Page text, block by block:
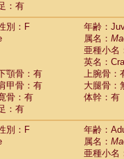
：有
別：F
年齢：
属名：
亜種小名
英名：
顎骨：有
上腕骨：
甲骨：有
大腿骨：
骨：有
体幹：有
：有
別：F
年齢：
属名：
亜種小名